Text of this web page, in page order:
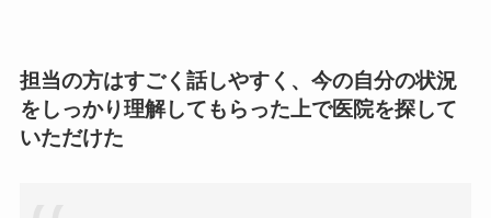
担当の方はすごく話しやすく、今の自分の状況
をしっかり理解してもらった上で医院を探して
いただけた